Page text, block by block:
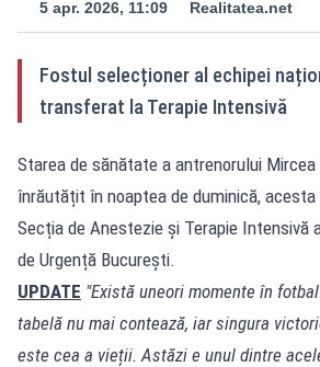
5 apr. 2026, 11:09 Realitatea.net
Fostul selecționer al echipei
transferat la Terapie Intensivă
Starea de sănătate a antrenorului
înrăutățit în noaptea de duminică,
Secția de Anestezie și Terapie Intensivă
de Urgență București.
UPDATE "Există uneori momente în
tabelă nu mai contează, iar singura
este cea a vieții. Astăzi e unul dintre